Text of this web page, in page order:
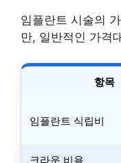
임플란트 시술의
만, 일반적인 가격
항목
임플란트 식립비
크라운 비용